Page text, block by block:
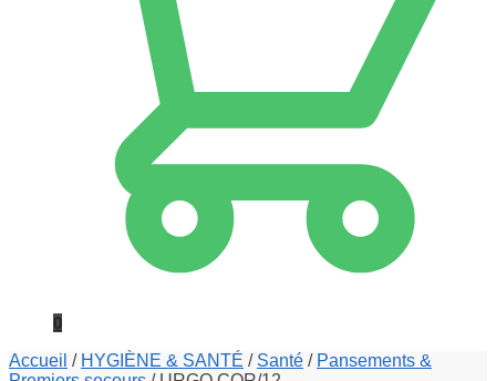
0
Accueil / HYGIÈNE & SANTÉ / Santé / Pansements &